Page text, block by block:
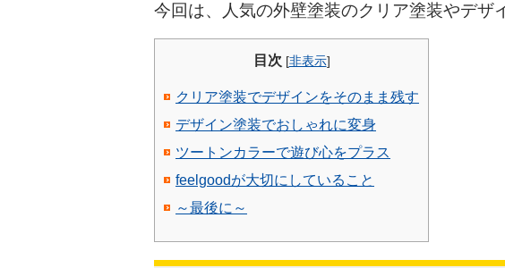
今回は、人気の外壁塗装のクリア塗装やデザ
目次 [非表示]
クリア塗装でデザインをそのまま残す
デザイン塗装でおしゃれに変身
ツートンカラーで遊び心をプラス
feelgoodが大切にしていること
～最後に～